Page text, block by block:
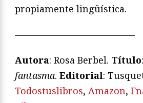
propiamente lingüística.
—————————————
Autora: Rosa Berbel. Título:
fantasma. Editorial:
Todostuslibros, Amazon,